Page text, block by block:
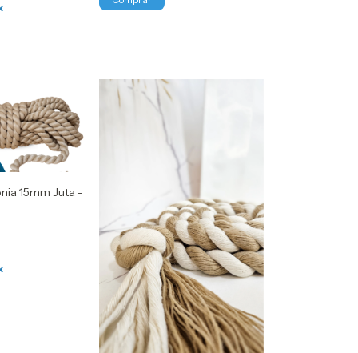
15mm Juta -